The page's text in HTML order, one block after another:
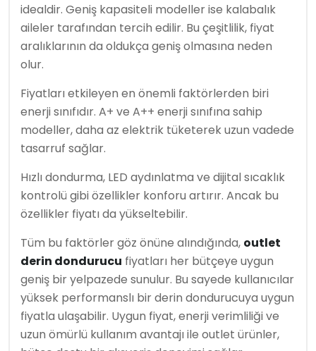
idealdir. Geniş kapasiteli modeller ise kalabalık
aileler tarafından tercih edilir. Bu çeşitlilik, fiyat
aralıklarının da oldukça geniş olmasına neden
olur.
Fiyatları etkileyen en önemli faktörlerden biri
enerji sınıfıdır. A+ ve A++ enerji sınıfına sahip
modeller, daha az elektrik tüketerek uzun vadede
tasarruf sağlar.
Hızlı dondurma, LED aydınlatma ve dijital sıcaklık
kontrolü gibi özellikler konforu artırır. Ancak bu
özellikler fiyatı da yükseltebilir.
Tüm bu faktörler göz önüne alındığında, outlet
derin dondurucu fiyatları her bütçeye uygun
geniş bir yelpazede sunulur. Bu sayede kullanıcılar
yüksek performanslı bir derin dondurucuya uygun
fiyatla ulaşabilir. Uygun fiyat, enerji verimliliği ve
uzun ömürlü kullanım avantajı ile outlet ürünler,